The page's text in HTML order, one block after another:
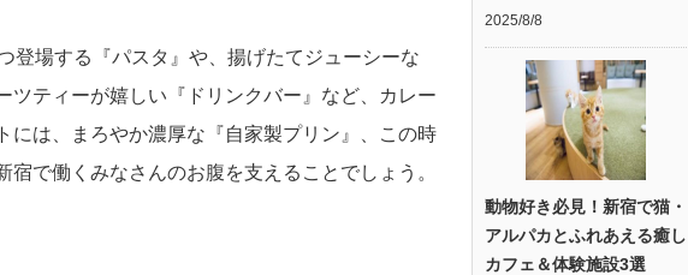
登場する『パスタ』や、揚げたてジューシーな
ツティーが嬉しい『ドリンクバー』など、カレー
には、まろやか濃厚な『自家製プリン』、この時
で働くみなさんのお腹を支えることでしょう。
2025/8/8
動物好き必見！新宿で猫・
アルパカとふれあえる癒し
カフェ＆体験施設3選